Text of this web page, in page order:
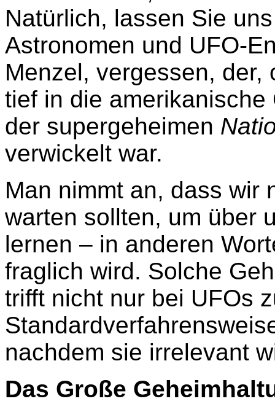
Natürlich, lassen Sie
Astronomen und UFO-
Menzel, vergessen,
tief in die
der supergeheimen
verwickelt war.
Man nimmt an, dass wir
warten sollten, um über
lernen – in anderen
fraglich wird. Solche
trifft nicht nur bei UFOs
nachdem sie irrelevant
Das Große